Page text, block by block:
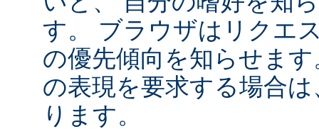
す。 ブラウザはリクエ
の優先傾向を知らせま
の表現を要求する場合
ります。